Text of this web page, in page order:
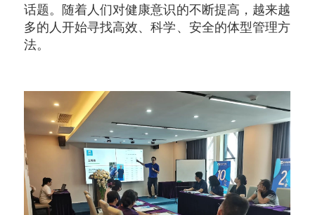
话题。随着人们对健康意识的不断提高，越来越
多的人开始寻找高效、科学、安全的体型管理方
法。